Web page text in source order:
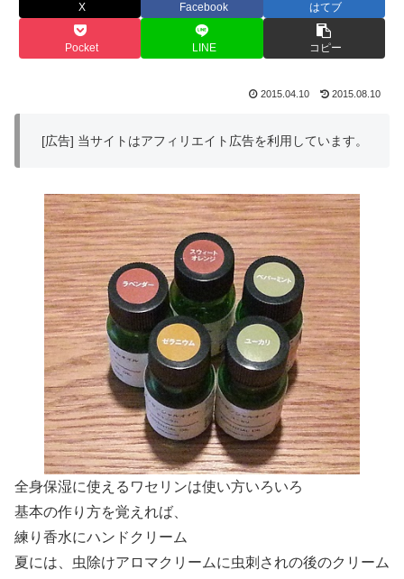
X Facebook はてブ
Pocket LINE コピー
2015.04.10 2015.08.10
[広告] 当サイトはアフィリエイト広告を利用しています。
全身保湿に使えるワセリンは使い方いろいろ
基本の作り方を覚えれば、
練り香水にハンドクリーム
夏には、虫除けアロマクリームに虫刺されの後のクリーム